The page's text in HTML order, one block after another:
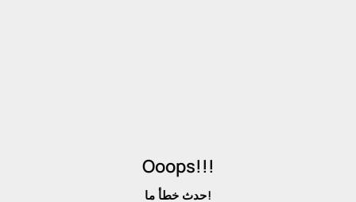
Ooops!!!
حدث خطأ ما!